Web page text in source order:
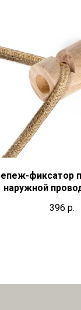
фиксатор
наружной
396 р.